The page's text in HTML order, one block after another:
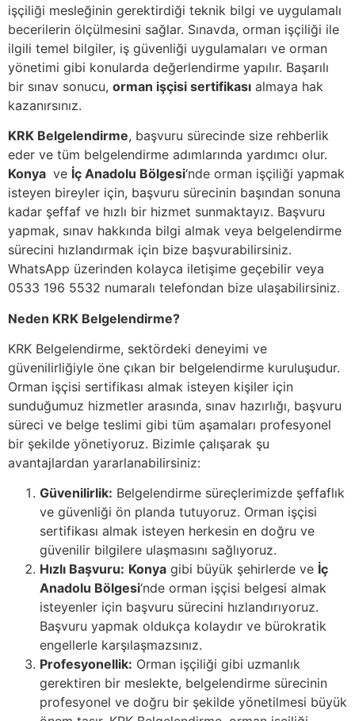
işçiliği mesleğinin gerektirdiği teknik bilgi ve uygulamalı
becerilerin ölçülmesini sağlar. Sınavda, orman işçiliği ile
ilgili temel bilgiler, iş güvenliği uygulamaları ve orman
yönetimi gibi konularda değerlendirme yapılır. Başarılı
bir sınav sonucu, orman işçisi sertifikası almaya hak
kazanırsınız.
KRK Belgelendirme, başvuru sürecinde size rehberlik
eder ve tüm belgelendirme adımlarında yardımcı olur.
Konya ve İç Anadolu Bölgesi‘nde orman işçiliği yapmak
isteyen bireyler için, başvuru sürecinin başından sonuna
kadar şeffaf ve hızlı bir hizmet sunmaktayız. Başvuru
yapmak, sınav hakkında bilgi almak veya belgelendirme
sürecini hızlandırmak için bize başvurabilirsiniz.
WhatsApp üzerinden kolayca iletişime geçebilir veya
0533 196 5532 numaralı telefondan bize ulaşabilirsiniz.
Neden KRK Belgelendirme?
KRK Belgelendirme, sektördeki deneyimi ve
güvenilirliğiyle öne çıkan bir belgelendirme kuruluşudur.
Orman işçisi sertifikası almak isteyen kişiler için
sunduğumuz hizmetler arasında, sınav hazırlığı, başvuru
süreci ve belge teslimi gibi tüm aşamaları profesyonel
bir şekilde yönetiyoruz. Bizimle çalışarak şu
avantajlardan yararlanabilirsiniz:
Güvenilirlik: Belgelendirme süreçlerimizde şeffaflık
ve güvenliği ön planda tutuyoruz. Orman işçisi
sertifikası almak isteyen herkesin en doğru ve
güvenilir bilgilere ulaşmasını sağlıyoruz.
Hızlı Başvuru: Konya gibi büyük şehirlerde ve İç
Anadolu Bölgesi‘nde orman işçisi belgesi almak
isteyenler için başvuru sürecini hızlandırıyoruz.
Başvuru yapmak oldukça kolaydır ve bürokratik
engellerle karşılaşmazsınız.
Profesyonellik: Orman işçiliği gibi uzmanlık
gerektiren bir meslekte, belgelendirme sürecinin
profesyonel ve doğru bir şekilde yönetilmesi büyük